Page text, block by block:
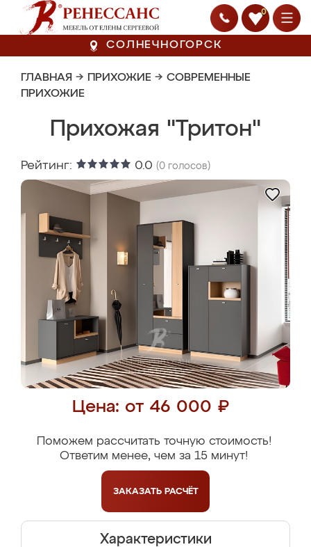
0
СОЛНЕЧНОГОРСК
ГЛАВНАЯ → ПРИХОЖИЕ → СОВРЕМЕННЫЕ
ПРИХОЖИЕ
Прихожая "Тритон"
Рейтинг: 0.0 (0 голосов)
Цена: от 46 000 ₽
Поможем рассчитать точную стоимость!
Ответим менее, чем за 15 минут!
ЗАКАЗАТЬ РАСЧЁТ
Характеристики